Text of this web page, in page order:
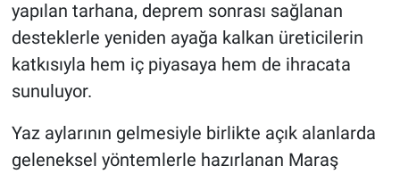
yapılan tarhana, deprem sonrası sağlanan
desteklerle yeniden ayağa kalkan üreticilerin
katkısıyla hem iç piyasaya hem de ihracata
sunuluyor.
Yaz aylarının gelmesiyle birlikte açık alanlarda
geleneksel yöntemlerle hazırlanan Maraş